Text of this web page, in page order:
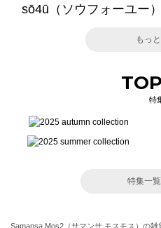
sō4ū（ソウフォーユー
もっ
特
特集一
Samansa Mos2（サマンサ モスモス）の雑